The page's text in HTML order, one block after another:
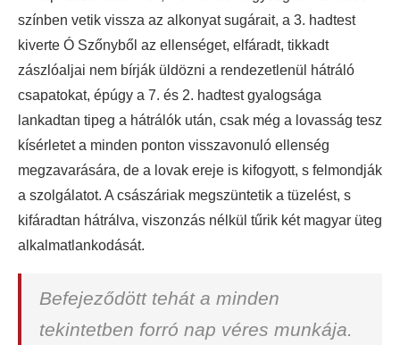
színben vetik vissza az alkonyat sugárait, a 3. hadtest
kiverte Ó Szőnyből az ellenséget, elfáradt, tikkadt
zászlóaljai nem bírják üldözni a rendezetlenül hátráló
csapatokat, épúgy a 7. és 2. hadtest gyalogsága
lankadtan tipeg a hátrálók után, csak még a lovasság tesz
kísérletet a minden ponton visszavonuló ellenség
megzavarására, de a lovak ereje is kifogyott, s felmondják
a szolgálatot. A császáriak megszüntetik a tüzelést, s
kifáradtan hátrálva, viszonzás nélkül tűrik két magyar üteg
alkalmatlankodását.
Befejeződött tehát a minden
tekintetben forró nap véres munkája.